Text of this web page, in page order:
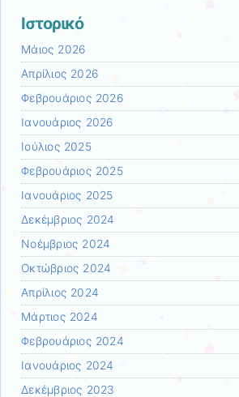
Ιστορικό
Μάιος 2026
Απρίλιος 2026
Φεβρουάριος 2026
Ιανουάριος 2026
Ιούλιος 2025
Φεβρουάριος 2025
Ιανουάριος 2025
Δεκέμβριος 2024
Νοέμβριος 2024
Οκτώβριος 2024
Απρίλιος 2024
Μάρτιος 2024
Φεβρουάριος 2024
Ιανουάριος 2024
Δεκέμβριος 2023